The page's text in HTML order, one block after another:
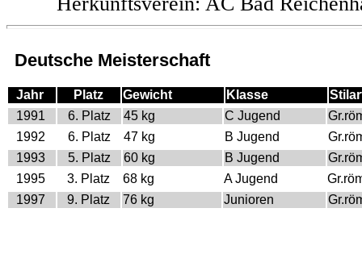
Deutsche Meisterschaft
Jahr Platz Gewicht Klasse
1991
6. Platz 45 kg C Jugend
1992
6. Platz 47 kg B Jugend
1993
5. Platz 60 kg B Jugend
1995
3. Platz 68 kg A Jugend
1997
9. Platz 76 kg Junioren